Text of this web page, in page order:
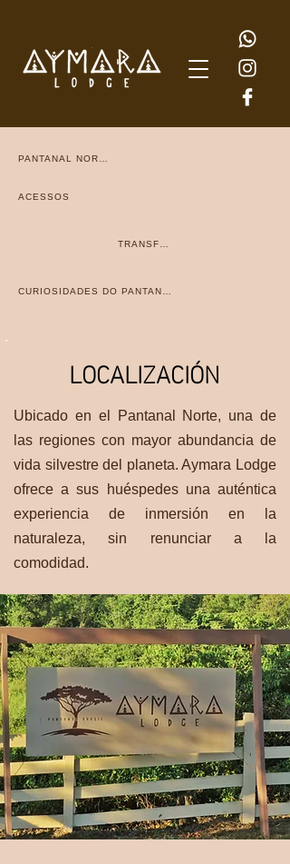
ACESSOS
LOCALIZACIÓN
Ubicado en el Pantanal Norte, una de
las regiones con mayor abundancia de
vida silvestre del planeta. Aymara Lodge
ofrece a sus huéspedes una auténtica
experiencia de inmersión en la
naturaleza, sin renunciar a la
comodidad.